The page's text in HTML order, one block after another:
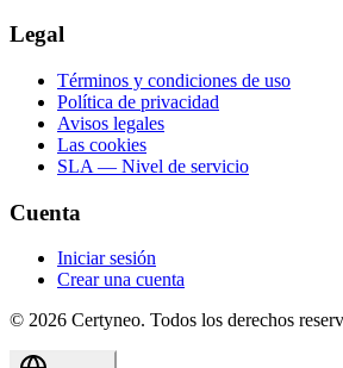
Legal
Términos y condiciones de uso
Política de privacidad
Avisos legales
Las cookies
SLA — Nivel de servicio
Cuenta
Iniciar sesión
Crear una cuenta
© 2026 Certyneo. Todos los derechos